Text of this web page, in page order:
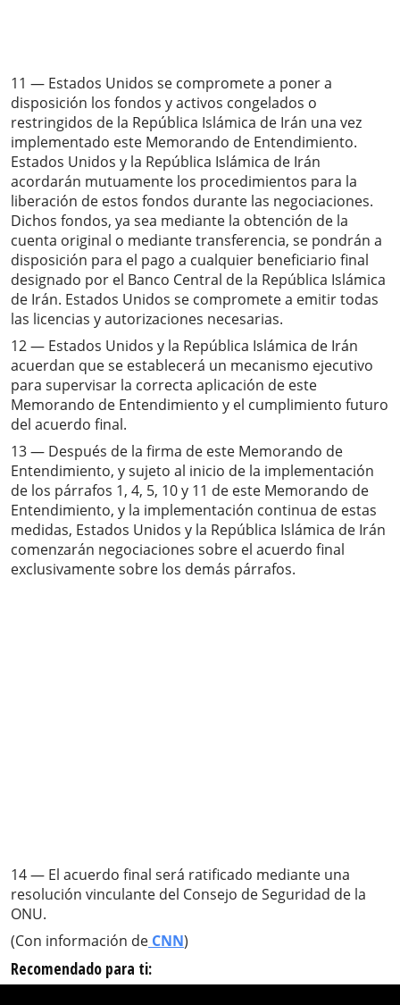
11 — Estados Unidos se compromete a poner a
disposición los fondos y activos congelados o
restringidos de la República Islámica de Irán una vez
implementado este Memorando de Entendimiento.
Estados Unidos y la República Islámica de Irán
acordarán mutuamente los procedimientos para la
liberación de estos fondos durante las negociaciones.
Dichos fondos, ya sea mediante la obtención de la
cuenta original o mediante transferencia, se pondrán a
disposición para el pago a cualquier beneficiario final
designado por el Banco Central de la República Islámica
de Irán. Estados Unidos se compromete a emitir todas
las licencias y autorizaciones necesarias.
12 — Estados Unidos y la República Islámica de Irán
acuerdan que se establecerá un mecanismo ejecutivo
para supervisar la correcta aplicación de este
Memorando de Entendimiento y el cumplimiento futuro
del acuerdo final.
13 — Después de la firma de este Memorando de
Entendimiento, y sujeto al inicio de la implementación
de los párrafos 1, 4, 5, 10 y 11 de este Memorando de
Entendimiento, y la implementación continua de estas
medidas, Estados Unidos y la República Islámica de Irán
comenzarán negociaciones sobre el acuerdo final
exclusivamente sobre los demás párrafos.
14 — El acuerdo final será ratificado mediante una
resolución vinculante del Consejo de Seguridad de la
ONU.
(Con información de CNN)
Recomendado para ti: